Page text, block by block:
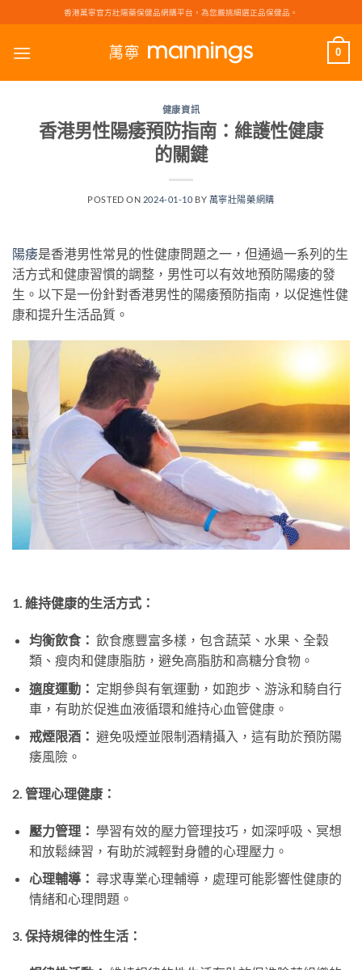
to
content
香港萬寧官方壯陽藥保健品網購平台，為您嚴挑細選正品保健品。
0
健康資訊
香港男性陽痿預防指南：維護性健康
的關鍵
POSTED ON 2024-01-10 BY 萬寧壯陽藥網購
陽痿是香港男性常見的性健康問題之一，但通過一系列的生
活方式和健康習慣的調整，男性可以有效地預防陽痿的發
生。以下是一份針對香港男性的陽痿預防指南，以促進性健
康和提升生活品質。
1. 維持健康的生活方式：
均衡飲食： 飲食應豐富多樣，包含蔬菜、水果、全穀
類、瘦肉和健康脂肪，避免高脂肪和高糖分食物。
適度運動： 定期參與有氧運動，如跑步、游泳和騎自行
車，有助於促進血液循環和維持心血管健康。
戒煙限酒： 避免吸煙並限制酒精攝入，這有助於預防陽
痿風險。
2. 管理心理健康：
壓力管理： 學習有效的壓力管理技巧，如深呼吸、冥想
和放鬆練習，有助於減輕對身體的心理壓力。
心理輔導： 尋求專業心理輔導，處理可能影響性健康的
情緒和心理問題。
3. 保持規律的性生活：